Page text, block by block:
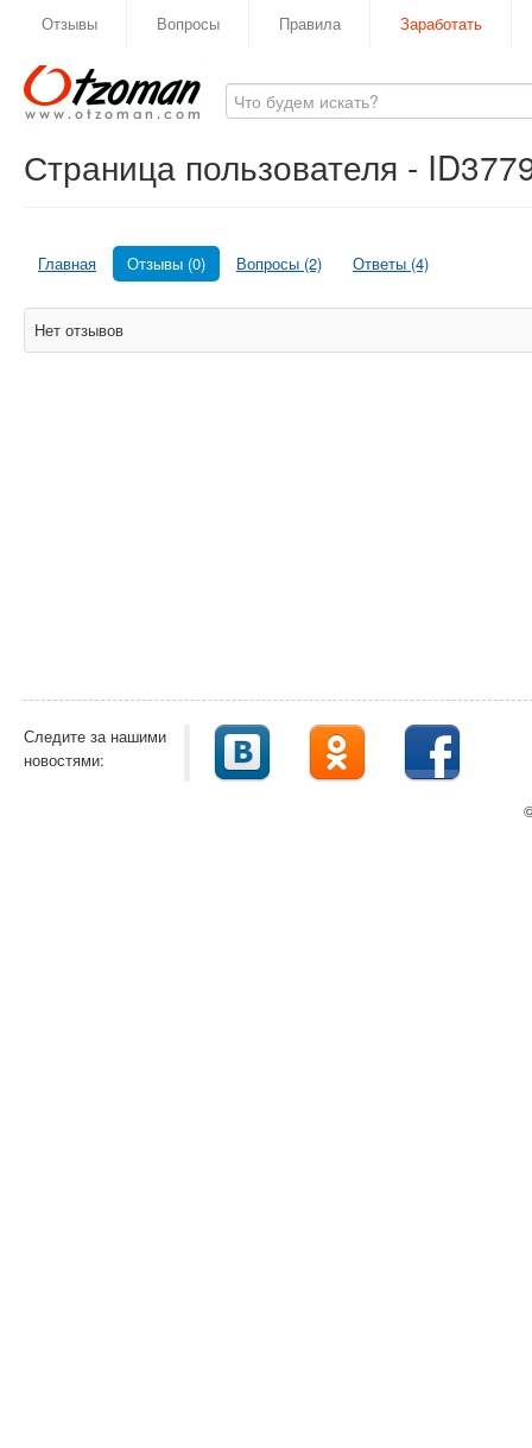
Отзывы Вопросы Правила Заработать
Страница пользователя -
Главная Отзывы (0) Вопросы (2) Ответы (4)
Нет отзывов
Следите за нашими
новостями: